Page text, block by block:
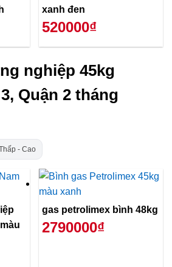
xanh đen
520000₫
nghiệp 45kg
Quận 2 tháng
- Cao
gas petrolimex bình 48kg
2790000₫